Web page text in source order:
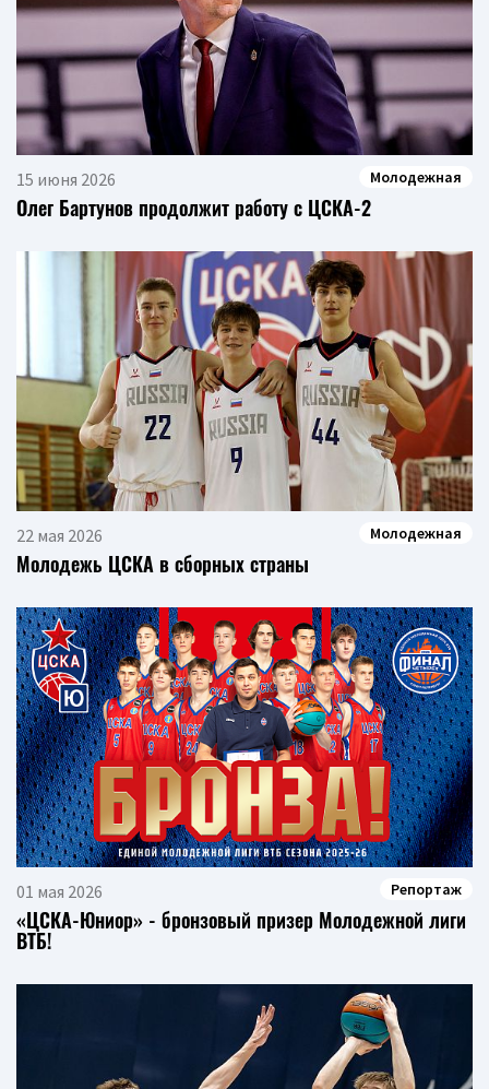
15 июня 2026 Молодежная
Олег Бартунов продолжит работу с ЦСКА-2
22 мая 2026 Молодежная
Молодежь ЦСКА в сборных страны
01 мая 2026 Репортаж
«ЦСКА-Юниор» - бронзовый призер Молодежной лиги
ВТБ!